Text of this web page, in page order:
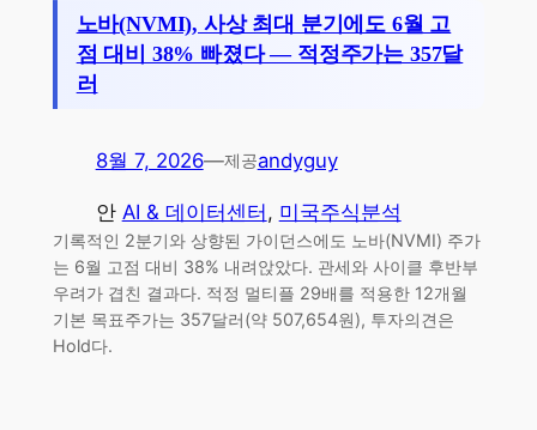
노바(NVMI), 사상 최대 분기에도 6월 고
점 대비 38% 빠졌다 — 적정주가는 357달
러
8월 7, 2026—제공andyguy
안 AI & 데이터센터, 미국주식분석
기록적인 2분기와 상향된 가이던스에도 노바(NVMI) 주가
는 6월 고점 대비 38% 내려앉았다. 관세와 사이클 후반부
우려가 겹친 결과다. 적정 멀티플 29배를 적용한 12개월
기본 목표주가는 357달러(약 507,654원), 투자의견은
Hold다.